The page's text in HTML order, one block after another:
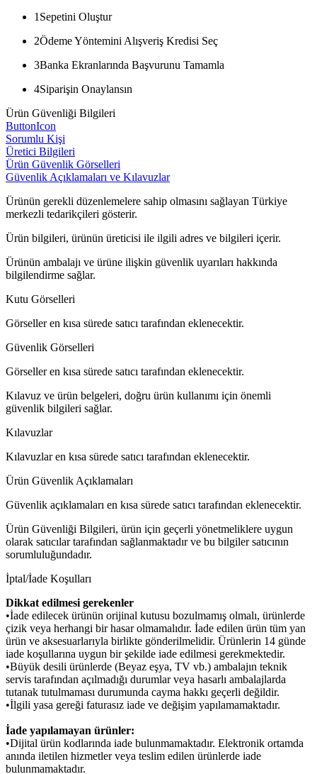
1 Sepetini Oluştur
2Ödeme Yöntemini Alışveriş Kredisi Seç
3Banka Ekranlarında Başvurunu Tamamla
4Siparişin Onaylansın
Ürün Güvenliği Bilgileri
ButtonIcon
Sorumlu Kişi
Üretici Bilgileri
Ürün Güvenlik Görselleri
Güvenlik Açıklamaları ve Kılavuzlar
Ürünün gerekli düzenlemelere sahip olmasını sağlayan Türkiye
merkezli tedarikçileri gösterir.
Ürün bilgileri, ürünün üreticisi ile ilgili adres ve bilgileri içerir.
Ürünün ambalajı ve ürüne ilişkin güvenlik uyarıları hakkında
bilgilendirme sağlar.
Kutu Görselleri
Görseller en kısa sürede satıcı tarafından eklenecektir.
Güvenlik Görselleri
Görseller en kısa sürede satıcı tarafından eklenecektir.
Kılavuz ve ürün belgeleri, doğru ürün kullanımı için önemli
güvenlik bilgileri sağlar.
Kılavuzlar
Kılavuzlar en kısa sürede satıcı tarafından eklenecektir.
Ürün Güvenlik Açıklamaları
Güvenlik açıklamaları en kısa sürede satıcı tarafından eklenecektir.
Ürün Güvenliği Bilgileri, ürün için geçerli yönetmeliklere uygun
olarak satıcılar tarafından sağlanmaktadır ve bu bilgiler satıcının
sorumluluğundadır.
İptal/İade Koşulları
Dikkat edilmesi gerekenler
•İade edilecek ürünün orijinal kutusu bozulmamış olmalı, ürünlerde
çizik veya herhangi bir hasar olmamalıdır. İade edilen ürün tüm yan
ürün ve aksesuarlarıyla birlikte gönderilmelidir. Ürünlerin 14 günde
iade koşullarına uygun bir şekilde iade edilmesi gerekmektedir.
•Büyük desili ürünlerde (Beyaz eşya, TV vb.) ambalajın teknik
servis tarafından açılmadığı durumlar veya hasarlı ambalajlarda
tutanak tutulmaması durumunda cayma hakkı geçerli değildir.
•İlgili yasa gereği faturasız iade ve değişim yapılamamaktadır.
İade yapılamayan ürünler:
•Dijital ürün kodlarında iade bulunmamaktadır. Elektronik ortamda
anında iletilen hizmetler veya teslim edilen ürünlerde iade
bulunmamaktadır.